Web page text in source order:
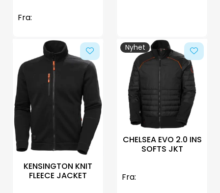
Fra:
KENSINGTON KNIT
FLEECE JACKET
Nyhet
CHELSEA EVO 2.0 INS
SOFTS JKT
Fra: